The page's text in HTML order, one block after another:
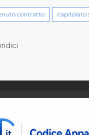
contratto capitolato